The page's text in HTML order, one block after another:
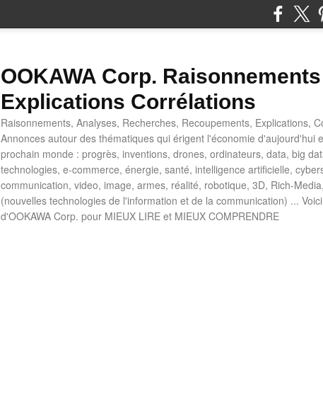
OOKAWA Corp. Raisonnements
Explications Corrélations
Raisonnements, Analyses, Recherches, Recoupements, Explications,
Annonces autour des thématiques qui érigent l'économie d'aujourd'hui
prochain monde : progrès, inventions, drones, ordinateurs, data, big
technologies, e-commerce, énergie, santé, intelligence artificielle,
communication, video, image, armes, réalité, robotique, 3D, Rich-
(nouvelles technologies de l'information et de la communication) ...
d'OOKAWA Corp. pour MIEUX LIRE et MIEUX COMPRENDRE